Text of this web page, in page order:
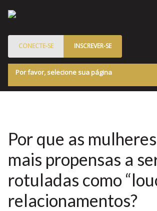
CONECTE-SE INSCREVER-SE
Por favor, selecione sua página
Programa de Patrocinados
Marketplace
Blog
Por que as
mais propensas a
rotuladas como
relacionamentos?